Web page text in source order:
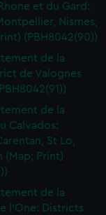
et du Gard:
Nismes,
(PBH8042(90))
de la
de Valognes
de la
Calvados:
St Lo,
(Map; Print)
de la
l'One: Districts